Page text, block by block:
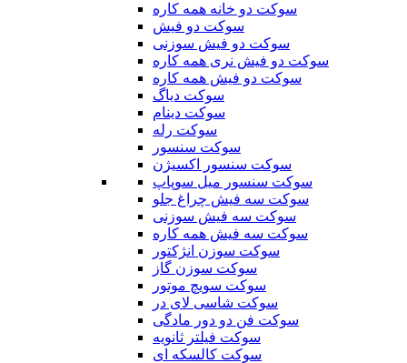
سوکت دو خانه همه کاره
سوکت دو فیش
سوکت دو فیش سوزنی
سوکت دو فیش نری همه کاره
سوکت دو فیش همه کاره
سوکت دیاگ
سوکت دینام
سوکت رله
سوکت سنسور
سوکت سنسور اکسیژن
سوکت سنسور میل سوپاپ
سوکت سه فیش چراغ جلو
سوکت سه فیش سوزنی
سوکت سه فیش همه کاره
سوکت سوزن انژکتور
سوکت سوزن گاز
سوکت سویچ موتور
سوکت شاسی لای در
سوکت فن دو دور مادگی
سوکت فیلتر ثانویه
سوکت کالسکه ای